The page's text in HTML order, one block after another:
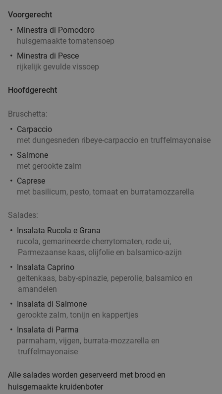
Voorgerecht
Minestra di Pomodoro
huisgemaakte tomatensoep
Minestra di Pesce
rijkelijk gevulde vissoep
Hoofdgerecht
Bruschetta:
Carpaccio
met dungesneden ribeye-carpaccio en truffelmayonaise
Salmone
met gerookte zalm
Caprese
met basilicum, pesto, tomaat en burratamozzarella
Salades:
Insalata Rucola e Grana
rucola, gemarineerde cherrytomaten, rode ui,
Parmezaanse kaas, olijfolie en balsamico-azijn
Insalata Caprino
geitenkaas, baby-spinazie, peperolie, balsamico en
amandelen
Insalata di Salmone
gerookte zalm, tonijn en kappertjes
Insalata di Parma
parmaham, vijgen, burrata-mozzarella en
truffelmayonaise
Alle salades worden geserveerd met brood en
huisgemaakte kruidenboter